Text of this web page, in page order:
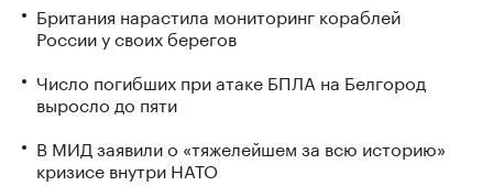
Британия нарастила мониторинг кораблей
России у своих берегов
Число погибших при атаке БПЛА на Белгород
выросло до пяти
В МИД заявили о «тяжелейшем за всю историю»
кризисе внутри НАТО